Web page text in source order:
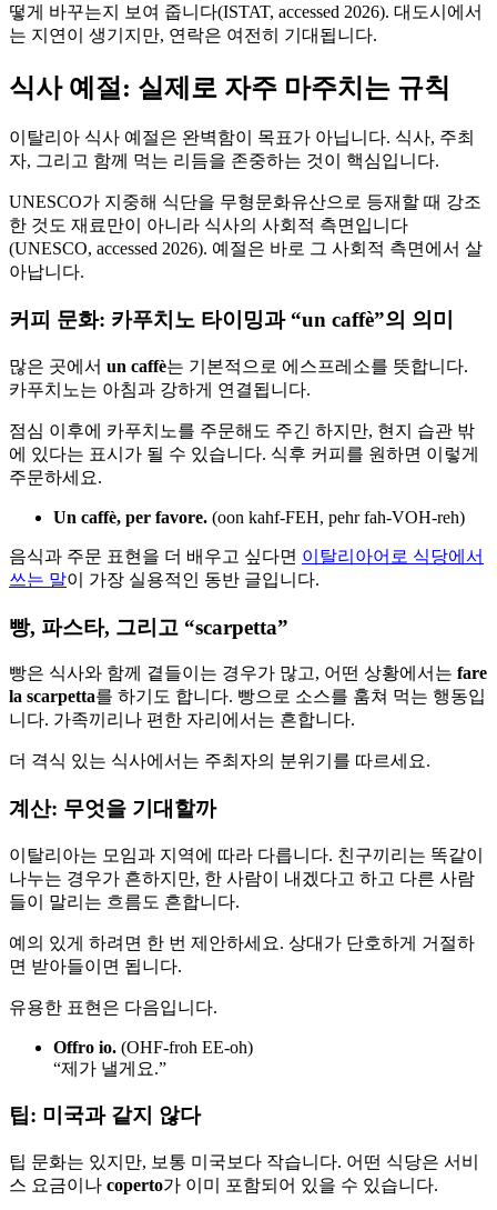
떻게 바꾸는지 보여 줍니다(ISTAT, accessed 2026). 대도시에서
는 지연이 생기지만, 연락은 여전히 기대됩니다.
식사 예절: 실제로 자주 마주치는 규칙
이탈리아 식사 예절은 완벽함이 목표가 아닙니다. 식사, 주최
자, 그리고 함께 먹는 리듬을 존중하는 것이 핵심입니다.
UNESCO가 지중해 식단을 무형문화유산으로 등재할 때 강조
한 것도 재료만이 아니라 식사의 사회적 측면입니다
(UNESCO, accessed 2026). 예절은 바로 그 사회적 측면에서 살
아납니다.
커피 문화: 카푸치노 타이밍과 “un caffè”의 의미
많은 곳에서 un caffè는 기본적으로 에스프레소를 뜻합니다.
카푸치노는 아침과 강하게 연결됩니다.
점심 이후에 카푸치노를 주문해도 주긴 하지만, 현지 습관 밖
에 있다는 표시가 될 수 있습니다. 식후 커피를 원하면 이렇게
주문하세요.
Un caffè, per favore. (oon kahf-FEH, pehr fah-VOH-reh)
음식과 주문 표현을 더 배우고 싶다면 이탈리아어로 식당에서
쓰는 말이 가장 실용적인 동반 글입니다.
빵, 파스타, 그리고 “scarpetta”
빵은 식사와 함께 곁들이는 경우가 많고, 어떤 상황에서는 fare
la scarpetta를 하기도 합니다. 빵으로 소스를 훔쳐 먹는 행동입
니다. 가족끼리나 편한 자리에서는 흔합니다.
더 격식 있는 식사에서는 주최자의 분위기를 따르세요.
계산: 무엇을 기대할까
이탈리아는 모임과 지역에 따라 다릅니다. 친구끼리는 똑같이
나누는 경우가 흔하지만, 한 사람이 내겠다고 하고 다른 사람
들이 말리는 흐름도 흔합니다.
예의 있게 하려면 한 번 제안하세요. 상대가 단호하게 거절하
면 받아들이면 됩니다.
유용한 표현은 다음입니다.
Offro io. (OHF-froh EE-oh)
“제가 낼게요.”
팁: 미국과 같지 않다
팁 문화는 있지만, 보통 미국보다 작습니다. 어떤 식당은 서비
스 요금이나 coperto가 이미 포함되어 있을 수 있습니다.